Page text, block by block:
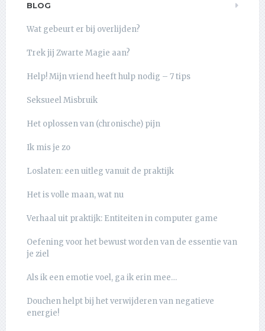
BLOG
Wat gebeurt er bij overlijden?
Trek jij Zwarte Magie aan?
Help! Mijn vriend heeft hulp nodig – 7 tips
Seksueel Misbruik
Het oplossen van (chronische) pijn
Ik mis je zo
Loslaten: een uitleg vanuit de praktijk
Het is volle maan, wat nu
Verhaal uit praktijk: Entiteiten in computer game
Oefening voor het bewust worden van de essentie van
je ziel
Als ik een emotie voel, ga ik erin mee…
Douchen helpt bij het verwijderen van negatieve
energie!